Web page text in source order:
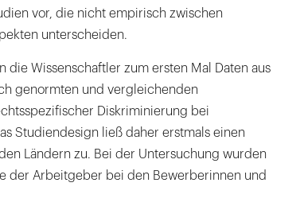
vor, die nicht empirisch zwischen
unterscheiden.
die Wissenschaftler zum ersten Mal Daten aus
genormten und vergleichenden
Diskriminierung bei
Studiendesign ließ daher erstmals einen
Ländern zu. Bei der Untersuchung wurden
der Arbeitgeber bei den Bewerberinnen und